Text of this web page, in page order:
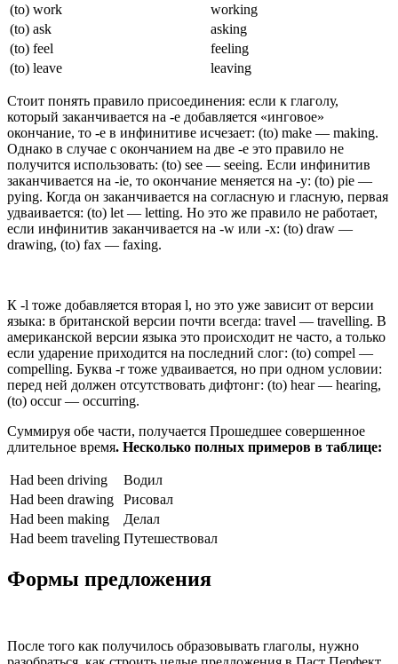
(to) work
working
(to) ask
asking
(to) feel
feeling
(to) leave
leaving
Стоит понять правило присоединения: если к глаголу,
который заканчивается на -e добавляется «инговое»
окончание, то -е в инфинитиве исчезает: (to) make — making.
Однако в случае с окончанием на две -е это правило не
получится использовать: (to) see — seeing. Если инфинитив
заканчивается на -ie, то окончание меняется на -y: (to) pie —
pying. Когда он заканчивается на согласную и гласную, первая
удваивается: (to) let — letting. Но это же правило не работает,
если инфинитив заканчивается на -w или -x: (to) draw —
drawing, (to) fax — faxing.
К -l тоже добавляется вторая l, но это уже зависит от версии
языка: в британской версии почти всегда: travel — travelling. В
американской версии языка это происходит не часто, а только
если ударение приходится на последний слог: (to) compel —
compelling. Буква -r тоже удваивается, но при одном условии:
перед ней должен отсутствовать дифтонг: (to) hear — hearing,
(to) occur — occurring.
Суммируя обе части, получается Прошедшее совершенное
длительное время. Несколько полных примеров в таблице:
Had been driving
Водил
Had been drawing
Рисовал
Had been making
Делал
Had beem traveling Путешествовал
Формы предложения
После того как получилось образовывать глаголы, нужно